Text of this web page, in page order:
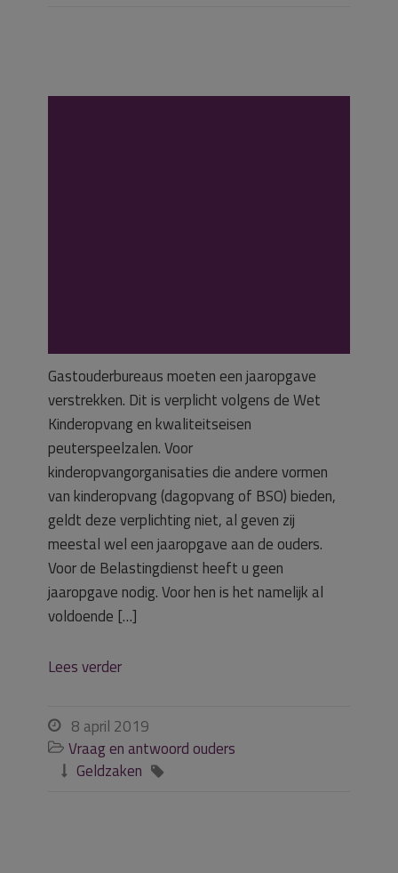
Gastouderbureaus moeten een jaaropgave
verstrekken. Dit is verplicht volgens de Wet
Kinderopvang en kwaliteitseisen
peuterspeelzalen. Voor
kinderopvangorganisaties die andere vormen
van kinderopvang (dagopvang of BSO) bieden,
geldt deze verplichting niet, al geven zij
meestal wel een jaaropgave aan de ouders.
Voor de Belastingdienst heeft u geen
jaaropgave nodig. Voor hen is het namelijk al
voldoende […]
Lees verder
 8 april 2019
 Vraag en antwoord ouders
 Geldzaken 